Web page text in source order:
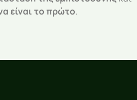
είναι το πρώτο.